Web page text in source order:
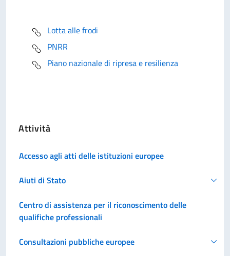
Lotta alle frodi
PNRR
Piano nazionale di ripresa e resilienza
Attività
Accesso agli atti delle istituzioni europee
Aiuti di Stato
Centro di assistenza per il riconoscimento delle
qualifiche professionali
Consultazioni pubbliche europee